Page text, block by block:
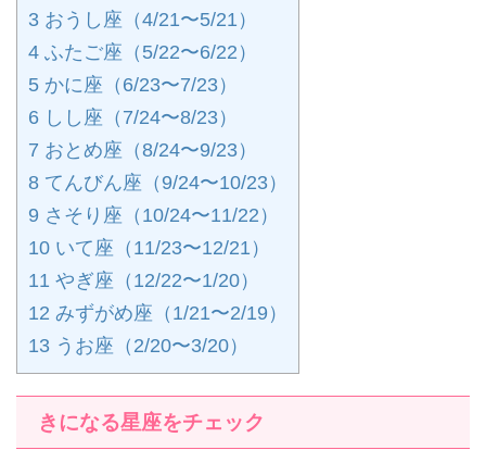
3 おうし座（4/21〜5/21）
4 ふたご座（5/22〜6/22）
5 かに座（6/23〜7/23）
6 しし座（7/24〜8/23）
7 おとめ座（8/24〜9/23）
8 てんびん座（9/24〜10/23）
9 さそり座（10/24〜11/22）
10 いて座（11/23〜12/21）
11 やぎ座（12/22〜1/20）
12 みずがめ座（1/21〜2/19）
13 うお座（2/20〜3/20）
きになる星座をチェック